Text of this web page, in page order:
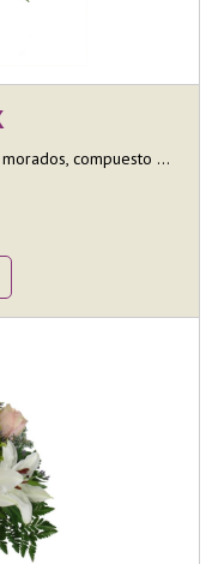
compuesto ...